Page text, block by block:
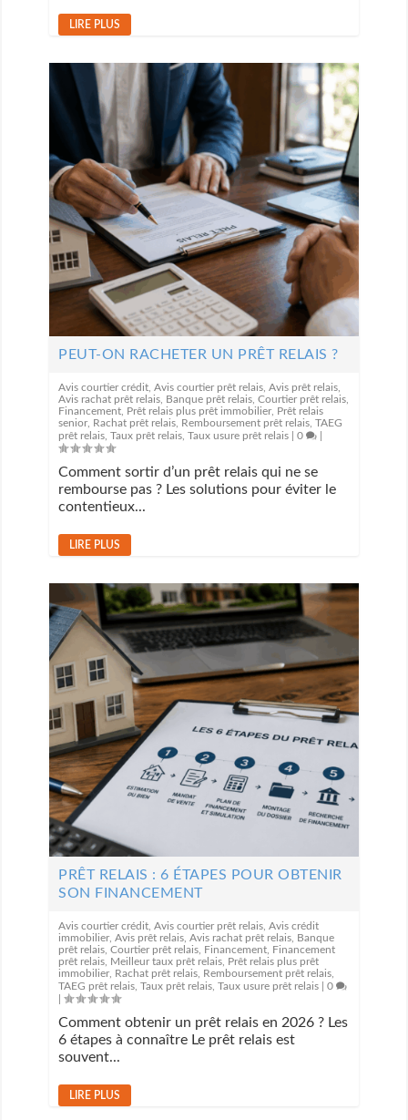
LIRE PLUS
PEUT-ON RACHETER UN PRÊT RELAIS ?
Avis courtier crédit ,Avis courtier prêt relais ,Avis prêt relais
Avis rachat prêt relais Banque prêt relais ,Courtier prêt relais
Financement Prêt relais plus prêt immobilier Prêt relais
senior Rachat prêt relais Remboursement prêt relais ,TAEG
prêt relais ,Taux prêt relais ,Taux usure prêt relais |0
Comment sortir d’un prêt relais qui ne se
rembourse pas ? Les solutions pour éviter le
contentieux...
LIRE PLUS
PRÊT RELAIS : 6 ÉTAPES POUR OBTENIR
SON FINANCEMENT
Avis courtier crédit ,Avis courtier prêt relais ,Avis crédit
immobilier ,Avis prêt relais ,Avis rachat prêt relais Banque
prêt relais ,Courtier prêt relais Financement Financement
prêt relais Meilleur taux prêt relais Prêt relais plus prêt
immobilier Rachat prêt relais Remboursement prêt relais
TAEG prêt relais ,Taux prêt relais ,Taux usure prêt relais |0
|
Comment obtenir un prêt relais en 2026 ? Les
6 étapes à connaître Le prêt relais est
souvent...
LIRE PLUS